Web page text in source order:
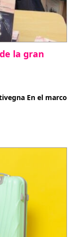
la gran
En el marco